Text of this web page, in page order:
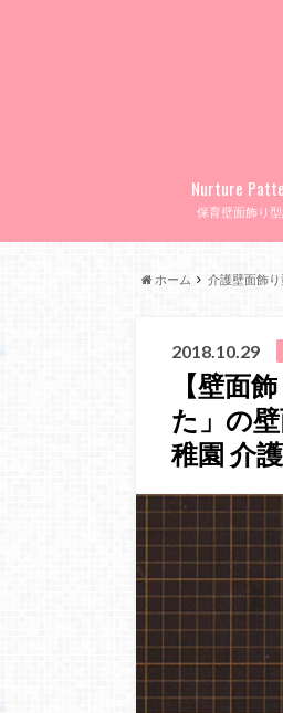
保育壁面飾り
Nurture
ホーム 介護壁面飾り
2018.10.29
【壁面
た」の
稚園 介